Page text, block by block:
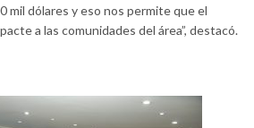
mil dólares y eso nos permite que el
a las comunidades del área”, destacó.